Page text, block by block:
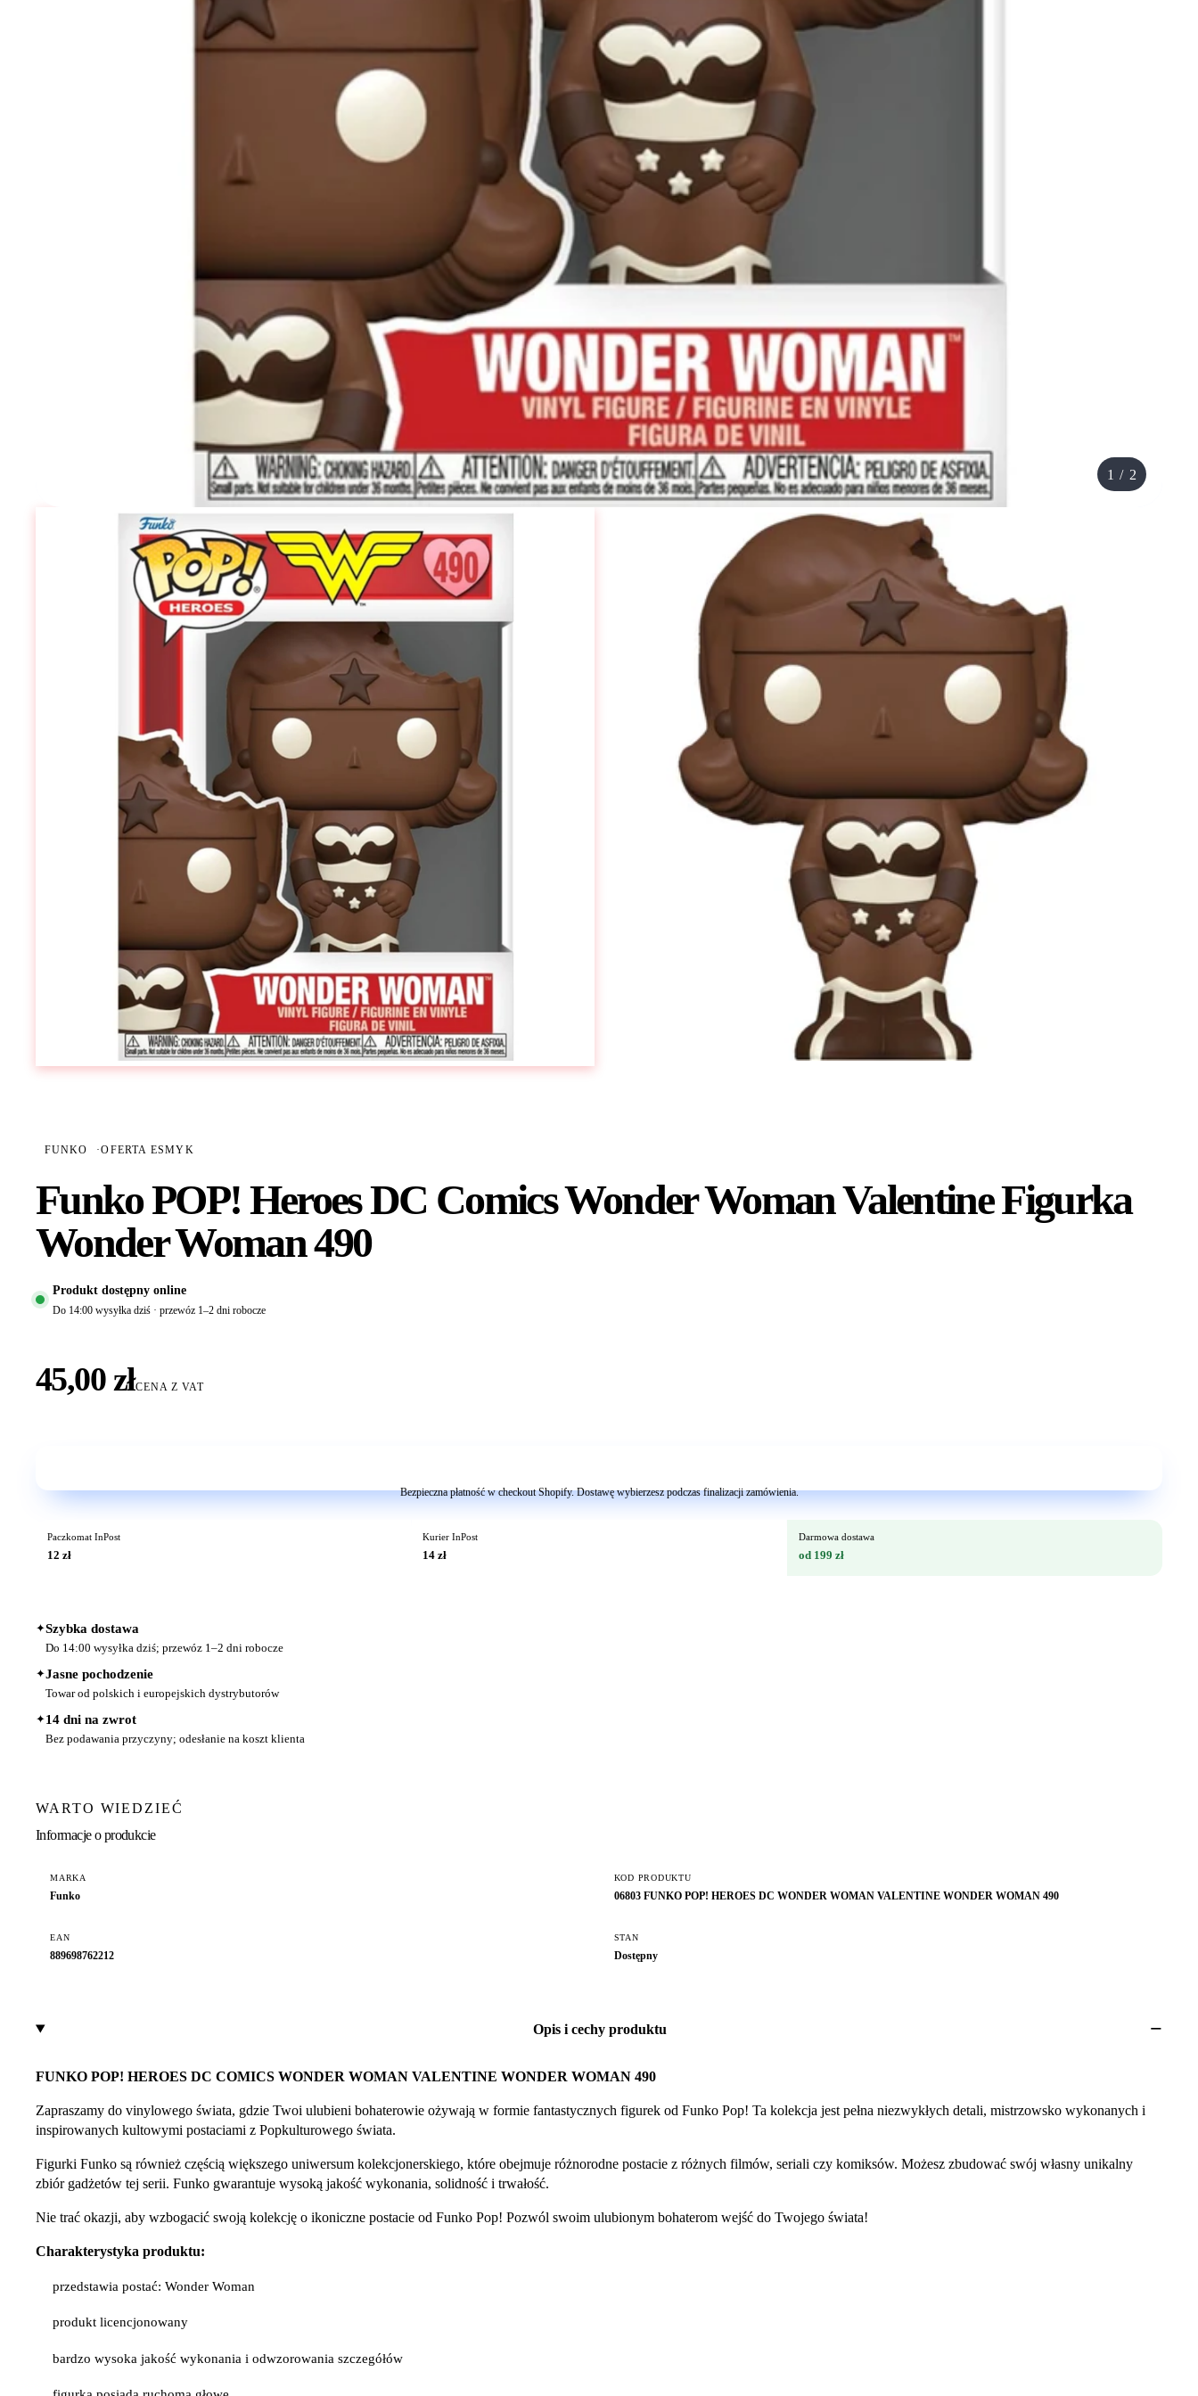
1 / 2
FUNKO ·OFERTA ESMYK
Funko POP! Heroes DC Comics Wonder Woman Valentine Figurka
Wonder Woman 490
Produkt dostępny online
Do 14:00 wysyłka dziś · przewóz 1–2 dni robocze
45,00 złCENA Z VAT
Bezpieczna płatność w checkout Shopify. Dostawę wybierzesz podczas finalizacji zamówienia.
Paczkomat InPost
12 zł
Kurier InPost
14 zł
Darmowa dostawa
od 199 zł
✦Szybka dostawa
Do 14:00 wysyłka dziś; przewóz 1–2 dni robocze
✦Jasne pochodzenie
Towar od polskich i europejskich dystrybutorów
✦14 dni na zwrot
Bez podawania przyczyny; odesłanie na koszt klienta
WARTO WIEDZIEĆ
Informacje o produkcie
MARKA
Funko
KOD PRODUKTU
06803 FUNKO POP! HEROES DC WONDER WOMAN VALENTINE WONDER WOMAN 490
EAN
889698762212
STAN
Dostępny
Opis i cechy produktu
FUNKO POP! HEROES DC COMICS WONDER WOMAN VALENTINE WONDER WOMAN 490
Zapraszamy do vinylowego świata, gdzie Twoi ulubieni bohaterowie ożywają w formie fantastycznych figurek od Funko Pop! Ta kolekcja jest pełna niezwykłych detali, mistrzowsko wykonanych i
inspirowanych kultowymi postaciami z Popkulturowego świata.
Figurki Funko są również częścią większego uniwersum kolekcjonerskiego, które obejmuje różnorodne postacie z różnych filmów, seriali czy komiksów. Możesz zbudować swój własny unikalny
zbiór gadżetów tej serii. Funko gwarantuje wysoką jakość wykonania, solidność i trwałość.
Nie trać okazji, aby wzbogacić swoją kolekcję o ikoniczne postacie od Funko Pop! Pozwól swoim ulubionym bohaterom wejść do Twojego świata!
Charakterystyka produktu:
przedstawia postać: Wonder Woman
produkt licencjonowany
bardzo wysoka jakość wykonania i odwzorowania szczegółów